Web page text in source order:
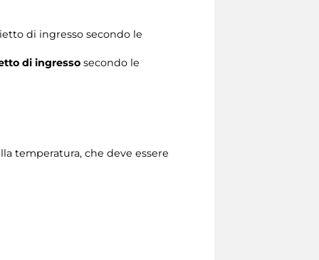
di ingresso secondo le
di ingresso secondo le
temperatura, che deve essere